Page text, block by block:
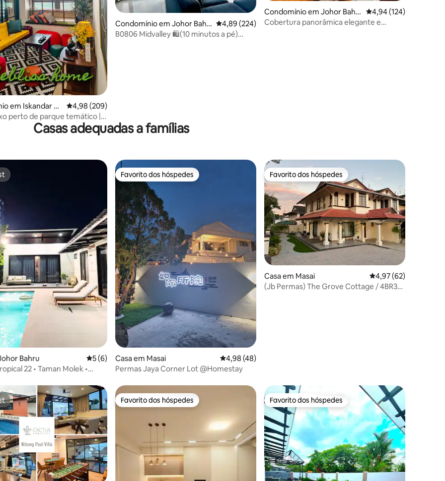
em 5 estrelas, 366avaliações
em Iskandar Pu
Classificação média de 4,98 em 5 estrelas, 209avaliações
4,98 (209)
perto de parque temático |
incríveis
Condomínio em Johor Bahr
u
Classificação média de 4,89 em 5 estrelas, 224avaliações
4,89 (224)
B0806 Midvalley 🛍(10 minutos a pé)
Condomínio em Johor Bahr
u
Classificação média
4,94 (124)
Cobertura panorâmica elegante e
Casas adequadas a famílias
em 5 estrelas, 133avaliações
Bahru Classificação média de 5 em 5 estrelas, 6avaliações
5 (6)
22 • Taman Molek •
Favorito dos hóspedes
Favorito dos hóspedes
Casa em Masai Classificação média de 4,98 em 5 estrelas, 48avaliações
4,98 (48)
Permas Jaya Corner Lot @Homestay
Favorito dos hóspedes
Favorito dos hóspedes
Casa em Masai Classificação média
4,97 (62)
(Jb Permas) The Grove Cottage / 4BR3B
Favorito dos hóspedes
Favorito dos hóspedes Favorito dos hóspedes
Favorito dos hóspedes